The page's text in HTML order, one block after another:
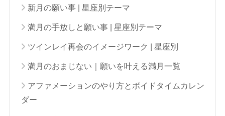
新月の願い事 | 星座別テーマ
満月の手放しと願い事 | 星座別テーマ
ツインレイ再会のイメージワーク | 星座別
満月のおまじない｜願いを叶える満月一覧
アファメーションのやり方とボイドタイムカレン
ダー